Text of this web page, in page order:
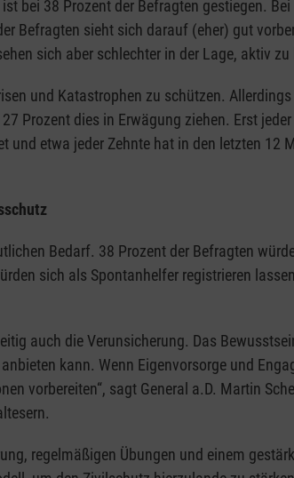
bei 38 Prozent der Befragten gestiegen.
Befragten sieht sich darauf (eher) gut
sich aber schlechter in der Lage, aktiv zu
und Katastrophen zu schützen.
Prozent dies in Erwägung ziehen. Erst
etwa jeder Zehnte hat in den letzten 12
Bedarf. 38 Prozent der Befragten
sich als Spontanhelfer registrieren
auch die Verunsicherung. Das
kann. Wenn Eigenvorsorge und
vorbereiten“, sagt General a.D. Martin
regelmäßigen Übungen und einem